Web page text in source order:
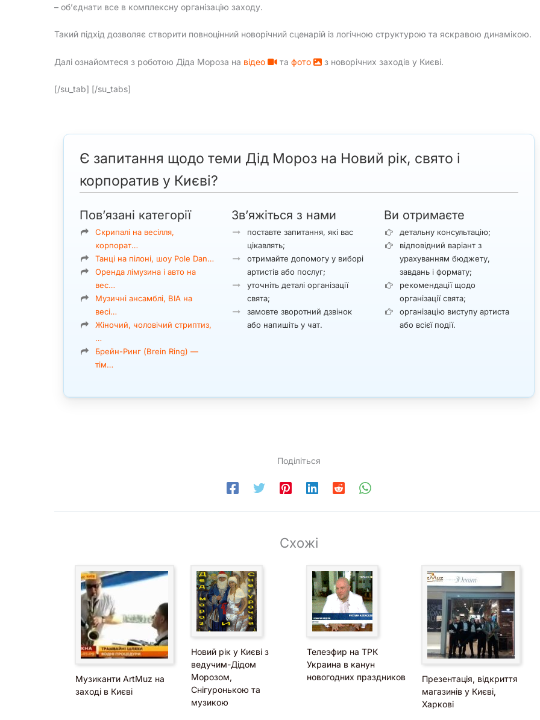
– об’єднати все в комплексну організацію заходу.
Такий підхід дозволяє створити повноцінний новорічний сценарій із логічною структурою та яскравою динамікою.
Далі ознайомтеся з роботою Діда Мороза на відео та фото з новорічних заходів у Києві.
[/su_tab] [/su_tabs]
Є запитання щодо теми Дід Мороз на Новий рік, свято і
корпоратив у Києві?
Пов’язані категорії
Скрипалі на весілля,
корпорат…
Танці на пілоні, шоу Pole Dan…
Оренда лімузина і авто на
вес…
Музичні ансамблі, ВІА на
весі…
Жіночий, чоловічий стриптиз,
…
Брейн-Ринг (Brein Ring) —
тім…
Зв’яжіться з нами
поставте запитання, які вас
цікавлять;
отримайте допомогу у виборі
артистів або послуг;
уточніть деталі організації
свята;
замовте зворотний дзвінок
або напишіть у чат.
Ви отримаєте
детальну консультацію;
відповідний варіант з
урахуванням бюджету,
завдань і формату;
рекомендації щодо
організації свята;
організацію виступу артиста
або всієї події.
Поділіться
Схожі
Музиканти ArtMuz на
заході в Києві
Новий рік у Києві з
ведучим-Дідом
Морозом,
Снігуронькою та
музикою
Телеэфир на ТРК
Украина в канун
новогодних праздников
Презентація, відкриття
магазинів у Києві,
Харкові